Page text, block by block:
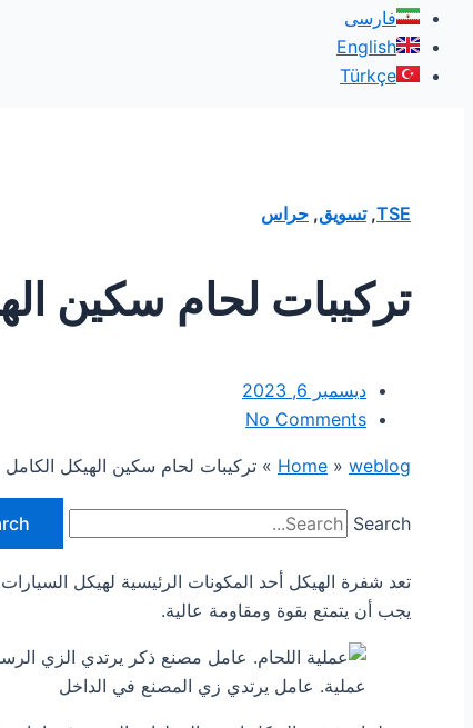
فارسی
English
Türkçe
TSE
,تسويق, حراس
تركيبات لحام سكين
ديسمبر 6, 2023
No Comments
Home » weblog
» تركيبات لحام سكين الهيكل الكامل
Search
تعد شفرة الهيكل أحد المكونات الرئيسية لهيكل
يجب أن يتمتع بقوة ومقاومة عالية.
عملية. عامل يرتدي زي المصنع في الداخل